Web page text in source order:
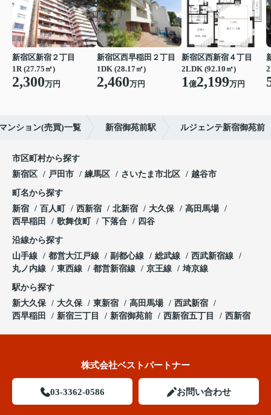
新宿区新宿２丁目
1R (27.75㎡)
2,300万円
新宿区西早稲田２丁目
1DK (28.17㎡)
2,460万円
新宿区西新宿４丁目
2LDK (92.10㎡)
1億2,199万円
ンション(売買)一覧 新宿御苑前駅 ルジェンテ新宿御苑前
市区町村から探す
新宿区
戸田市 練馬区 さいたま市北区 越谷市
町名から探す
新宿
百人町 西新宿 北新宿 大久保
高田馬場
西早稲田
歌舞伎町 下落合 四谷
沿線から探す
山手線
都営大江戸線 副都心線 総武線
西武新宿線
丸ノ内線
東西線 都営新宿線 京王線 埼京線
駅から探す
新大久保
大久保 東新宿 高田馬場
西武新宿
西早稲田
新宿三丁目 新宿御苑前 西新宿五丁目 西新宿
株式会社ベストパートナー
03-3362-0586 お問い合わせ